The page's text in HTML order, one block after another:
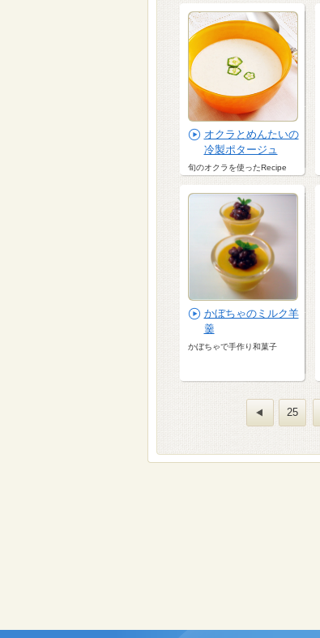
オクラとめんたいの
冷製ポタージュ
旬のオクラを使ったRecipe
かぼちゃのミルク羊
羹
かぼちゃで手作り和菓子
25